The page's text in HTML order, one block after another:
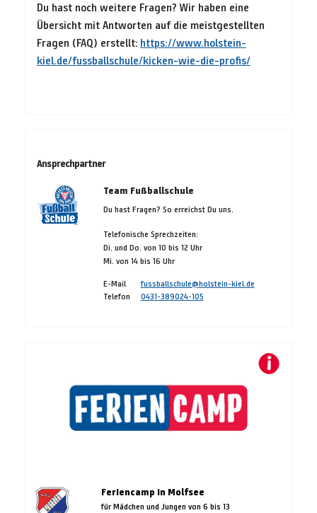
Du hast noch weitere Fragen? Wir haben eine
Übersicht mit Antworten auf die meistgestellten
Fragen (FAQ) erstellt: https://www.holstein-
kiel.de/fussballschule/kicken-wie-die-profis/
Ansprechpartner
Team Fußballschule
Du hast Fragen? So erreichst Du uns.
Telefonische Sprechzeiten:
Di. und Do. von 10 bis 12 Uhr
Mi. von 14 bis 16 Uhr
E-Mail
fussballschule@holstein-kiel.de
Telefon
0431-389024-105
Feriencamp in Molfsee
für Mädchen und Jungen von 6 bis 13